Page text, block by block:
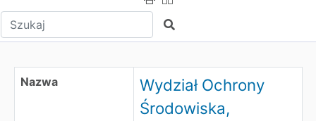
Wpisz tekst do wyszukania Szukaj
Wydział Ochrony Środowiska, Rolnictwa i Leśnictwa
Nazwa
Wydział Ochrony
Środowiska,